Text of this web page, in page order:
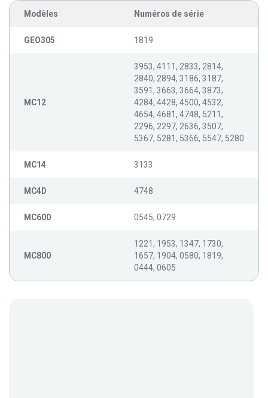
Modèles Numéros de série
GEO305 1819
MC12
3953, 4111, 2833, 2814,
2840, 2894, 3186, 3187,
3591, 3663, 3664, 3873,
4284, 4428, 4500, 4532,
4654, 4681, 4748, 5211,
2296, 2297, 2636, 3507,
5367, 5281, 5366, 5547, 5280
MC14 3133
MC4D 4748
MC600 0545, 0729
MC800
1221, 1953, 1347, 1730,
1657, 1904, 0580, 1819,
0444, 0605